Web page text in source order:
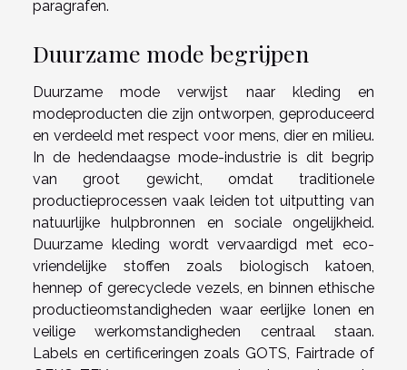
paragrafen.
Duurzame mode begrijpen
Duurzame mode verwijst naar kleding en
modeproducten die zijn ontworpen, geproduceerd
en verdeeld met respect voor mens, dier en milieu.
In de hedendaagse mode-industrie is dit begrip
van groot gewicht, omdat traditionele
productieprocessen vaak leiden tot uitputting van
natuurlijke hulpbronnen en sociale ongelijkheid.
Duurzame kleding wordt vervaardigd met eco-
vriendelijke stoffen zoals biologisch katoen,
hennep of gerecyclede vezels, en binnen ethische
productieomstandigheden waar eerlijke lonen en
veilige werkomstandigheden centraal staan.
Labels en certificeringen zoals GOTS, Fairtrade of